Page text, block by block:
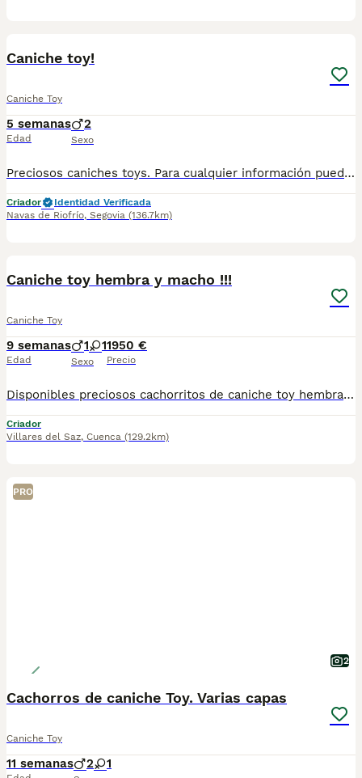
Caniche toy!
Caniche Toy
5 semanas
Edad
2
Sexo
Preciosos caniches toys. Para cualquier información puedes contactar en el 632 109 444. Para entregar a finales de agosto.
Criador
Identidad Verificada
Navas de Riofrío, Segovia (136.7km)
Caniche toy hembra y macho !!!
Caniche Toy
9 semanas
Edad
1 1
Sexo
1950 €
Precio
Disponibles preciosos cachorritos de caniche toy hembra y macho un verdadero encanto se entregarán primera semana de septiembre con toda la vacunación completa, para que se. Vallan fuertes y sanos con sus nuevas familias estos cachorritos que estás viendo en las fotos ya que son actuales de los cachorros disponibles, para más información no dudes en pedirnos información estaremos encantados de poderte ayudar. Un saludo Hembra 2200
Criador
Villares del Saz, Cuenca (129.2km)
PRO
2
Cachorros de caniche Toy. Varias capas
Caniche Toy
11 semanas 2 1